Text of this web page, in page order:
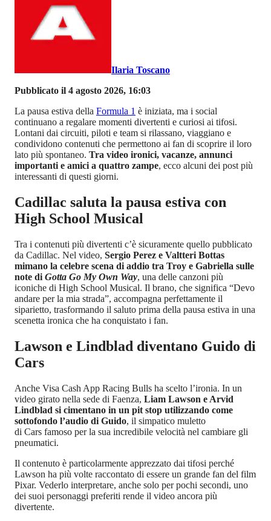
Ilaria Toscano
Pubblicato il 4 agosto 2026, 16:03
La pausa estiva della Formula 1 è iniziata, ma i social
continuano a regalare momenti divertenti e curiosi ai tifosi.
Lontani dai circuiti, piloti e team si rilassano, viaggiano e
condividono contenuti che permettono ai fan di scoprire il loro
lato più spontaneo. Tra video ironici, vacanze, annunci
importanti e amici a quattro zampe, ecco alcuni dei post più
interessanti di questi giorni.
Cadillac saluta la pausa estiva con
High School Musical
Tra i contenuti più divertenti c’è sicuramente quello pubblicato
da Cadillac. Nel video, Sergio Perez e Valtteri Bottas
mimano la celebre scena di addio tra Troy e Gabriella sulle
note di Gotta Go My Own Way, una delle canzoni più
iconiche di High School Musical. Il brano, che significa “Devo
andare per la mia strada”, accompagna perfettamente il
siparietto, trasformando il saluto prima della pausa estiva in una
scenetta ironica che ha conquistato i fan.
Lawson e Lindblad diventano Guido di
Cars
Anche Visa Cash App Racing Bulls ha scelto l’ironia. In un
video girato nella sede di Faenza, Liam Lawson e Arvid
Lindblad si cimentano in un pit stop utilizzando come
sottofondo l’audio di Guido, il simpatico muletto
di Cars famoso per la sua incredibile velocità nel cambiare gli
pneumatici.
Il contenuto è particolarmente apprezzato dai tifosi perché
Lawson ha più volte raccontato di essere un grande fan del film
Pixar. Vederlo interpretare, anche solo per pochi secondi, uno
dei suoi personaggi preferiti rende il video ancora più
divertente.